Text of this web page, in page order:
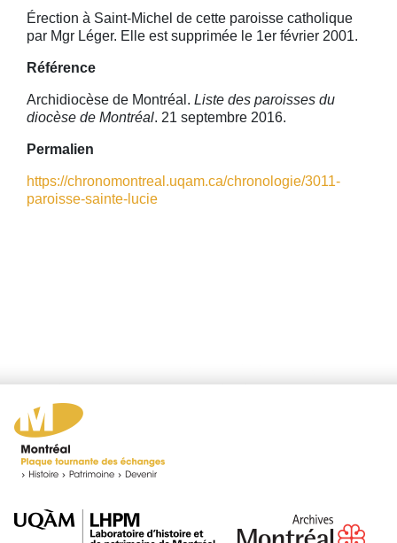
Érection à Saint-Michel de cette paroisse catholique
par Mgr Léger. Elle est supprimée le 1er février 2001.
Référence
Archidiocèse de Montréal. Liste des paroisses du
diocèse de Montréal. 21 septembre 2016.
Permalien
https://chronomontreal.uqam.ca/chronologie/3011-
paroisse-sainte-lucie